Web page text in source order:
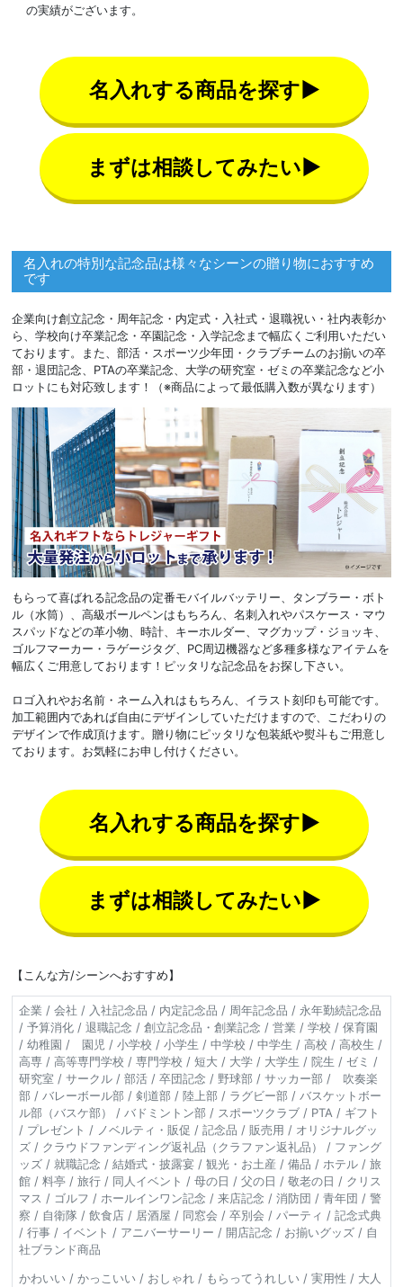
の実績がございます。
名入れする商品を探す▶
まずは相談してみたい▶
名入れの特別な記念品は様々なシーンの贈り物におすすめ
です
企業向け創立記念・周年記念・内定式・入社式・退職祝い・社内表彰か
ら、学校向け卒業記念・卒園記念・入学記念まで幅広くご利用いただい
ております。また、部活・スポーツ少年団・クラブチームのお揃いの卒
部・退団記念、PTAの卒業記念、大学の研究室・ゼミの卒業記念など小
ロットにも対応致します！（※商品によって最低購入数が異なります）
もらって喜ばれる記念品の定番モバイルバッテリー、タンブラー・ボト
ル（水筒）、高級ボールペンはもちろん、名刺入れやパスケース・マウ
スパッドなどの革小物、時計、キーホルダー、マグカップ・ジョッキ、
ゴルフマーカー・ラゲージタグ、PC周辺機器など多種多様なアイテムを
幅広くご用意しております！ピッタリな記念品をお探し下さい。
ロゴ入れやお名前・ネーム入れはもちろん、イラスト刻印も可能です。
加工範囲内であれば自由にデザインしていただけますので、こだわりの
デザインで作成頂けます。贈り物にピッタリな包装紙や熨斗もご用意し
ております。お気軽にお申し付けください。
名入れする商品を探す▶
まずは相談してみたい▶
【こんな方/シーンへおすすめ】
企業 / 会社 / 入社記念品 / 内定記念品 / 周年記念品 / 永年勤続記念品
/ 予算消化 / 退職記念 / 創立記念品・創業記念 / 営業 / 学校 / 保育園
/ 幼稚園 / 園児 / 小学校 / 小学生 / 中学校 / 中学生 / 高校 / 高校生 /
高専 / 高等専門学校 / 専門学校 / 短大 / 大学 / 大学生 / 院生 / ゼミ /
研究室 / サークル / 部活 / 卒団記念 / 野球部 / サッカー部 / 吹奏楽
部 / バレーボール部 / 剣道部 / 陸上部 / ラグビー部 / バスケットボー
ル部（バスケ部） / バドミントン部 / スポーツクラブ / PTA / ギフト
/ プレゼント / ノベルティ・販促 / 記念品 / 販売用 / オリジナルグッ
ズ / クラウドファンディング返礼品（クラファン返礼品） / ファング
ッズ / 就職記念 / 結婚式・披露宴 / 観光・お土産 / 備品 / ホテル / 旅
館 / 料亭 / 旅行 / 同人イベント / 母の日 / 父の日 / 敬老の日 / クリス
マス / ゴルフ / ホールインワン記念 / 来店記念 / 消防団 / 青年団 / 警
察 / 自衛隊 / 飲食店 / 居酒屋 / 同窓会 / 卒別会 / パーティ / 記念式典
/ 行事 / イベント / アニバーサーリー / 開店記念 / お揃いグッズ / 自
社ブランド商品
かわいい / かっこいい / おしゃれ / もらってうれしい / 実用性 / 大人